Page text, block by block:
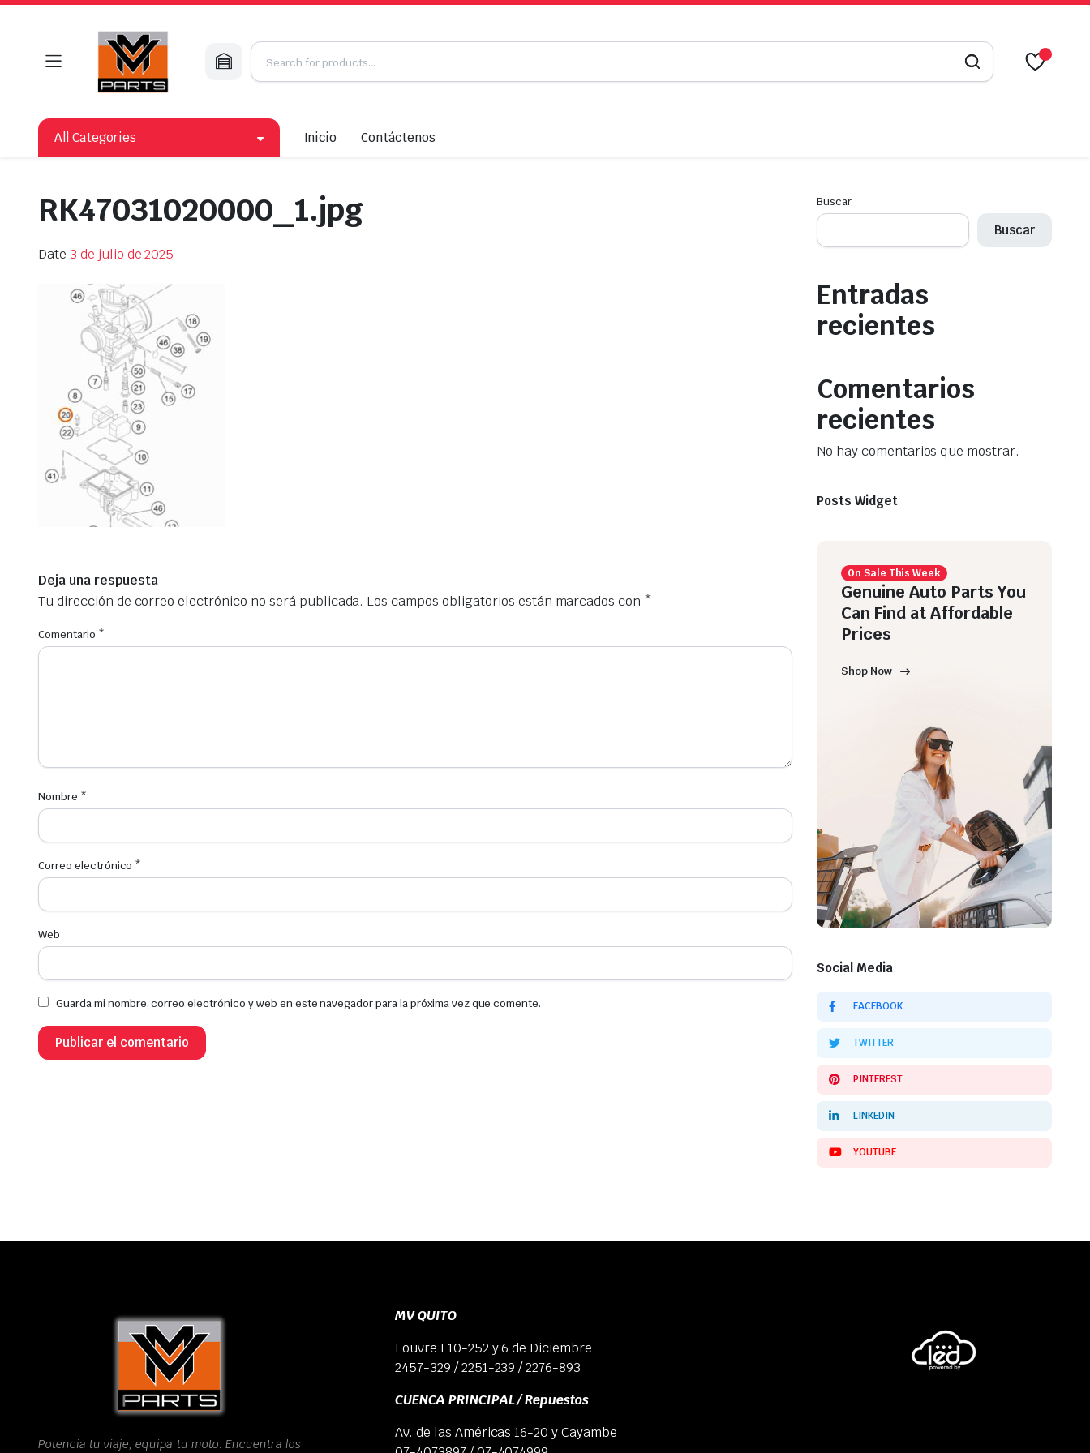
All Categories Inicio Contáctenos
RK47031020000_1.jpg
Date 3 de julio de 2025
Deja una respuesta
Tu dirección de correo electrónico no será publicada. Los campos obligatorios están marcados con *
Comentario *
Nombre *
Correo electrónico *
Web
Guarda mi nombre, correo electrónico y web en este navegador para la próxima vez que comente.
Buscar
Buscar
Entradas
recientes
Comentarios
recientes
No hay comentarios que mostrar.
Posts Widget
On Sale This Week
Genuine Auto Parts You
Can Find at Affordable
Prices
Shop Now
Social Media
FACEBOOK
TWITTER
PINTEREST
LINKEDIN
YOUTUBE
Potencia tu viaje, equipa tu moto. Encuentra los
MV QUITO
Louvre E10-252 y 6 de Diciembre
2457-329 / 2251-239 / 2276-893
CUENCA PRINCIPAL / Repuestos
Av. de las Américas 16-20 y Cayambe